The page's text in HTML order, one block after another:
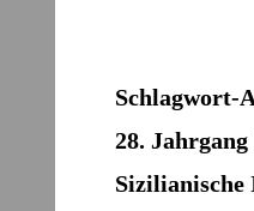
Schlagwort-
28.
Sizilianische